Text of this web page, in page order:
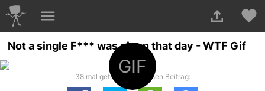
Not a single F*** was given that day - WTF Gif
GIF
38 mal geteilt. Teile diesen Beitrag: